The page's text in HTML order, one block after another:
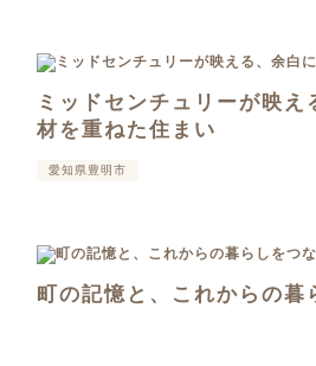
ミッドセンチュリーが映え
材を重ねた住まい
愛知県豊明市
町の記憶と、これからの暮